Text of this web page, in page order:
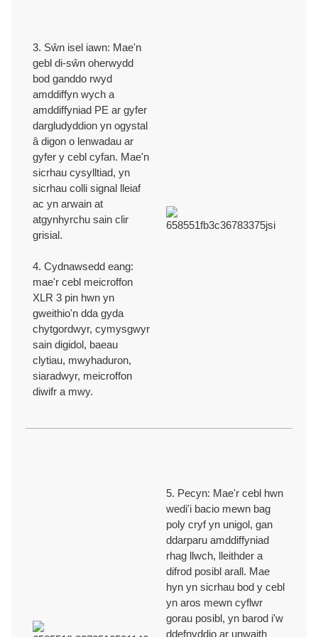
3. Sŵn isel iawn: Mae'n
gebl di-sŵn oherwydd
bod ganddo rwyd
amddiffyn wych a
amddiffyniad PE ar gyfer
dargludyddion yn ogystal
â digon o lenwadau ar
gyfer y cebl cyfan. Mae'n
sicrhau cysylltiad, yn
sicrhau colli signal lleiaf
ac yn arwain at
atgynhyrchu sain clir
grisial.
4. Cydnawsedd eang:
mae'r cebl meicroffon
XLR 3 pin hwn yn
gweithio'n dda gyda
chytgordwyr, cymysgwyr
sain digidol, baeau
clytiau, mwyhaduron,
siaradwyr, meicroffon
diwifr a mwy.
5. Pecyn: Mae'r cebl hwn
wedi'i bacio mewn bag
poly cryf yn unigol, gan
ddarparu amddiffyniad
rhag llwch, lleithder a
difrod posibl arall. Mae
hyn yn sicrhau bod y cebl
yn aros mewn cyflwr
gorau posibl, yn barod i'w
ddefnyddio ar unwaith
Rydym yn darparu cefnogaeth dechnegol broffesiynol gyda 30+
mlynedd o brofiadau cynhyrchu ac arloesi OEM / ODM.
TYSTYSGRIFAU
ISO9001/ ISO9002/RoHS /CE/REACH/Cynnig 65 Califfornia.